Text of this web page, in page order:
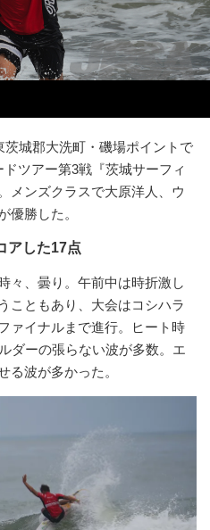
城郡大洗町・磯場ポイントで
ツアー第3戦『茨城サーフィ
ンズクラスで大原洋人、ウ
優勝した。
アした17点
々、曇り。午前中は時折激し
こともあり、大会はコシハラ
ァイナルまで進行。ヒート時
ダーの張らない波が多数。エ
る波が多かった。